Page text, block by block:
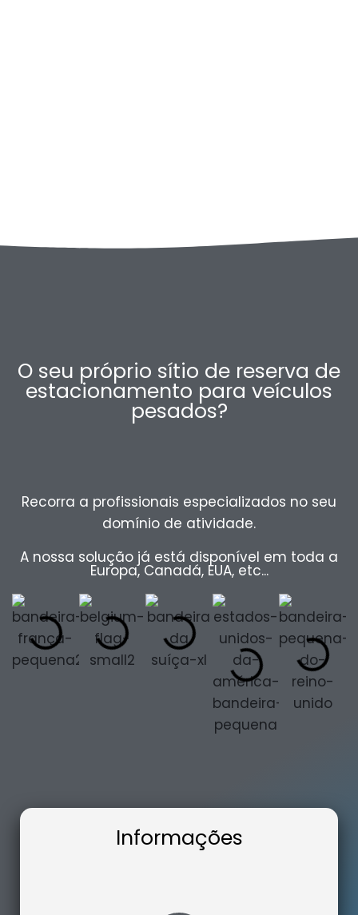
O seu próprio sítio de reserva de
estacionamento para veículos
pesados?
Recorra a profissionais especializados no seu
domínio de atividade.
A nossa solução já está disponível em toda a
Europa, Canadá, EUA, etc...
Informações